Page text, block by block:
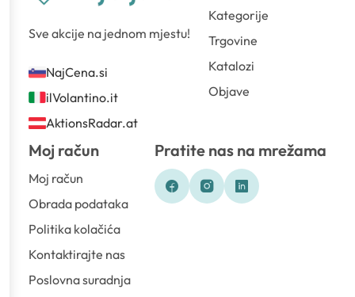
Sve akcije na jednom mjestu!
NajCena.si
ilVolantino.it
AktionsRadar.at
Kategorije
Trgovine
Katalozi
Objave
Moj račun
Moj račun
Obrada podataka
Politika kolačića
Kontaktirajte nas
Poslovna suradnja
Pratite nas na mrežama